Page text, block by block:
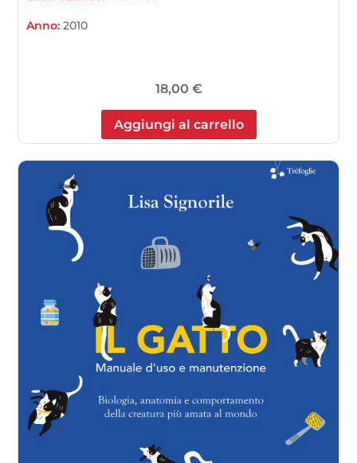
Anno:2010
18,00 €
Aggiungi al carrello